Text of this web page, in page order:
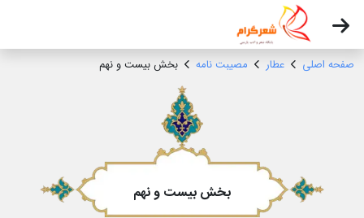
صفحه اصلی عطار مصیبت نامه بخش بیست و نهم
بخش بیست و نهم